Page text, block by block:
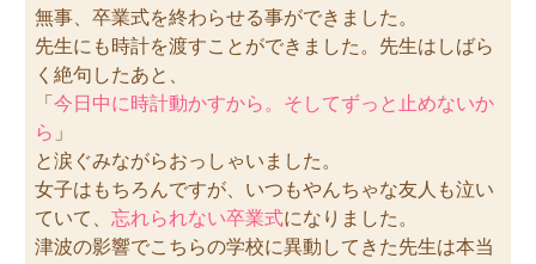
無事、卒業式を終わらせる事ができました。
先生にも時計を渡すことができました。先生はしばら
く絶句したあと、
「今日中に時計動かすから。そしてずっと止めないか
ら 」
と涙ぐみながらおっしゃいました。
女子はもちろんですが、いつもやんちゃな友人も泣い
ていて、忘れられない卒業式になりました。
津波の影響でこちらの学校に異動してきた先生は本当